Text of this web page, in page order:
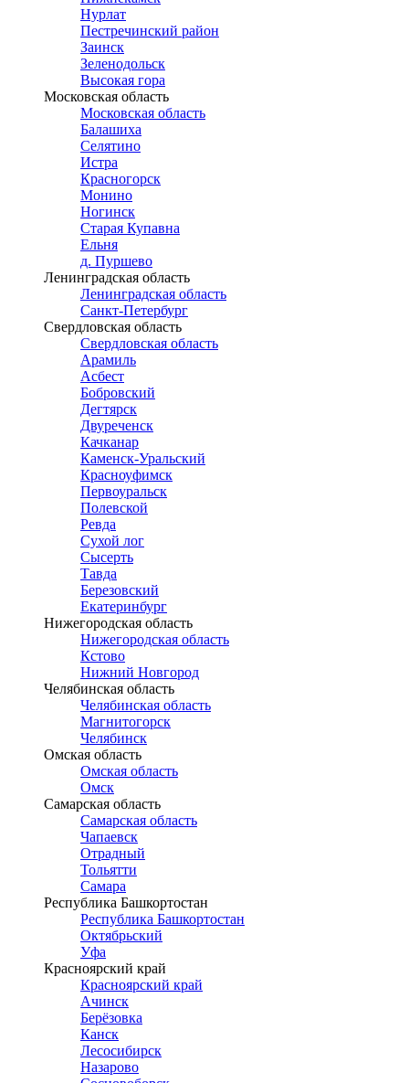
Нурлат
Пестречинский район
Заинск
Зеленодольск
Высокая гора
Московская область
Московская область
Балашиха
Селятино
Истра
Красногорск
Монино
Ногинск
Старая Купавна
Ельня
д. Пуршево
Ленинградская область
Ленинградская область
Санкт-Петербург
Свердловская область
Свердловская область
Арамиль
Асбест
Бобровский
Дегтярск
Двуреченск
Качканар
Каменск-Уральский
Красноуфимск
Первоуральск
Полевской
Ревда
Сухой лог
Сысерть
Тавда
Березовский
Екатеринбург
Нижегородская область
Нижегородская область
Кстово
Нижний Новгород
Челябинская область
Челябинская область
Магнитогорск
Челябинск
Омская область
Омская область
Омск
Самарская область
Самарская область
Чапаевск
Отрадный
Тольятти
Самара
Республика Башкортостан
Республика Башкортостан
Октябрьский
Уфа
Красноярский край
Красноярский край
Ачинск
Берёзовка
Канск
Лесосибирск
Назарово